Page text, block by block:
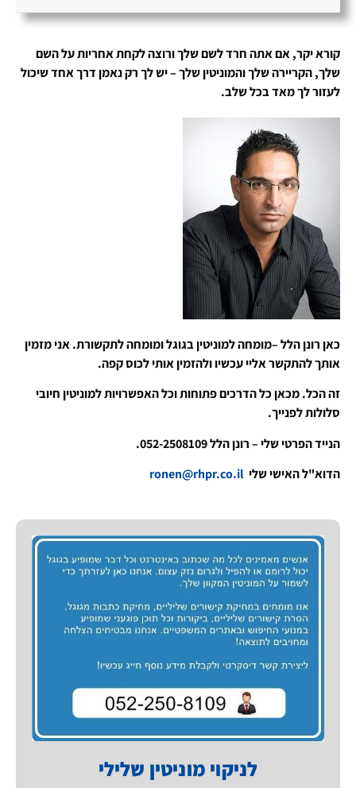
קורא יקר, אם אתה חרד לשם שלך ורוצה לקחת אחריות על השם
שלך, הקריירה שלך והמוניטין שלך – יש לך רק נאמן דרך אחד שיכול
לעזור לך מאד בכל שלב.
כאן רונן הלל –מומחה למוניטין בגוגל ומומחה לתקשורת. אני מזמין
אותך להתקשר אליי עכשיו ולהזמין אותי לכוס קפה.
זה הכל. מכאן כל הדרכים פתוחות וכל האפשרויות למוניטין חיובי
סלולות לפנייך.
הנייד הפרטי שלי – רונן הלל 052-2508109.
הדוא"ל האישי שלי
לניקוי מוניטין שלילי